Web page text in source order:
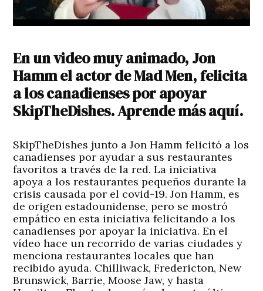
En un video muy animado, Jon
Hamm el actor de Mad Men, felicita
a los canadienses por apoyar
SkipTheDishes. Aprende más aquí.
SkipTheDishes junto a Jon Hamm felicitó a los
canadienses por ayudar a sus restaurantes
favoritos a través de la red. La iniciativa
apoya a los restaurantes pequeños durante la
crisis causada por el covid-19. Jon Hamm, es
de origen estadounidense, pero se mostró
empático en esta iniciativa felicitando a los
canadienses por apoyar la iniciativa. En el
vídeo hace un recorrido de varias ciudades y
menciona restaurantes locales que han
recibido ayuda. Chilliwack, Fredericton, New
Brunswick, Barrie, Moose Jaw, y hasta